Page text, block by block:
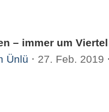
– immer um
Ünlü ⋅ 27. Feb. 2019